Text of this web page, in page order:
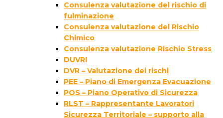
Consulenza valutazione del rischio di
fulminazione
Consulenza valutazione del Rischio
Chimico
Consulenza valutazione Rischio Stress
DUVRI
DVR – Valutazione dei rischi
PEE – Piano di Emergenza Evacuazione
POS – Piano Operativo di Sicurezza
RLST – Rappresentante Lavoratori
Sicurezza Territoriale – supporto alla